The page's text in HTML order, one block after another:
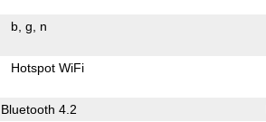
b g n
Hotspot WiFi
Bluetooth 4.2